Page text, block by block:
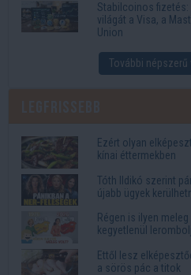
Stabilcoinos fizetés:
világát a Visa, a
Union
További népszerű
Ezért olyan
kínai éttermekben
Tóth Ildikó szerint
újabb ügyek
Régen is ilyen
kegyetlenül
Ettől lesz
a sörös pác a titok